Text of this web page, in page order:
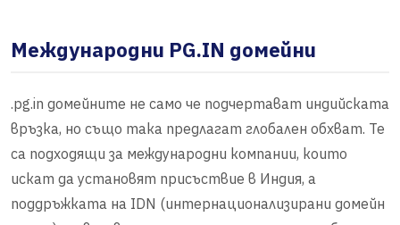
Международни PG.IN домейни
.pg.in домейните не само че подчертават индийската
връзка, но също така предлагат глобален обхват. Те
са подходящи за международни компании, които
искат да установят присъствие в Индия, а
поддръжката на IDN (интернационализирани домейн